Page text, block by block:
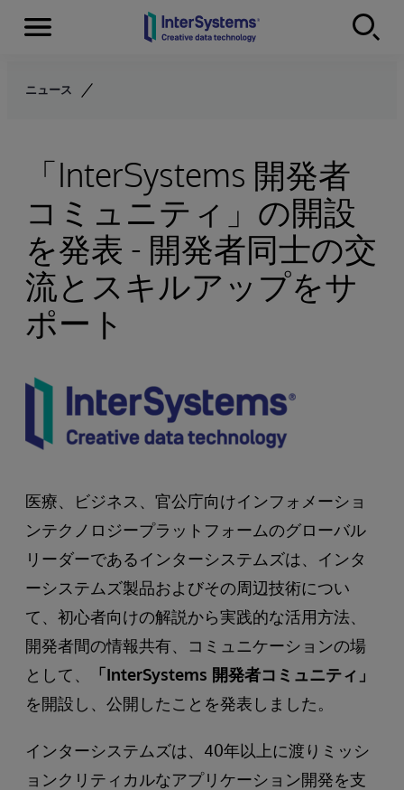
Skip to content
Menu
ニュース
「InterSystems 開発者
コミュニティ」の開設
を発表 - 開発者同士の交
流とスキルアップをサ
ポート
医療、ビジネス、官公庁向けインフォメーショ
ンテクノロジープラットフォームのグローバル
リーダーであるインターシステムズは、インタ
ーシステムズ製品およびその周辺技術につい
て、初心者向けの解説から実践的な活用方法、
開発者間の情報共有、コミュニケーションの場
として、
「InterSystems 開発者コミュニティ」
を開設し、公開したことを発表しました。
インターシステムズは、40年以上に渡りミッシ
ョンクリティカルなアプリケーション開発を支